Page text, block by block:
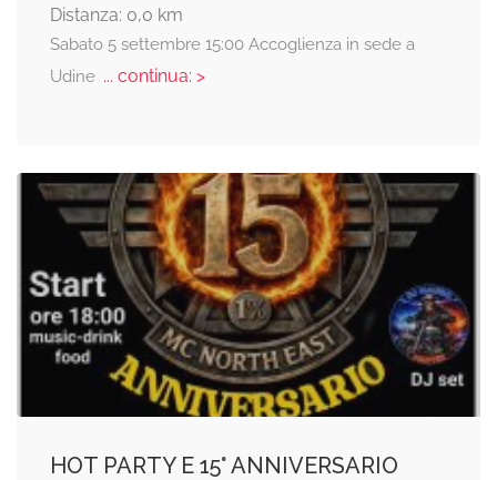
Distanza: 0,0 km
Sabato 5 settembre 15:00 Accoglienza in sede a
Udine... continua: >
HOT PARTY E 15° ANNIVERSARIO